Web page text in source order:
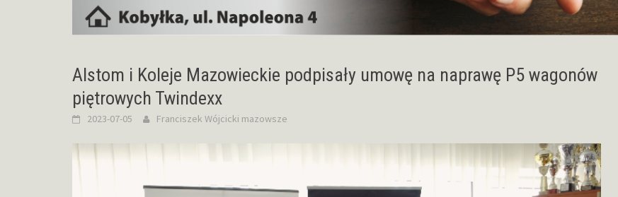
Alstom i Koleje Mazowieckie podpisały umowę na naprawę P5 wagonów
piętrowych Twindexx
2023-07-05 Franciszek Wójcicki mazowsze